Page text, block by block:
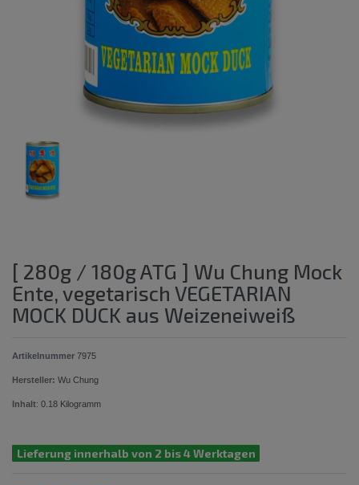
[ 280g / 180g ATG ] Wu Chung Mock
Ente, vegetarisch VEGETARIAN
MOCK DUCK aus Weizeneiweiß
Artikelnummer 7975
Hersteller: Wu Chung
Inhalt: 0.18 Kilogramm
Lieferung innerhalb von 2 bis 4 Werktagen